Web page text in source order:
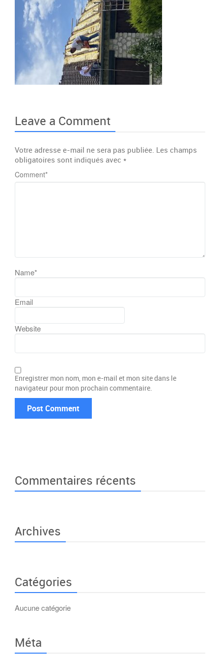
Leave a Comment
Votre adresse e-mail ne sera pas publiée. Les champs
obligatoires sont indiqués avec *
Comment*
Name*
Email
Website
Enregistrer mon nom, mon e-mail et mon site dans le
navigateur pour mon prochain commentaire.
Commentaires récents
Archives
Catégories
Aucune catégorie
Méta